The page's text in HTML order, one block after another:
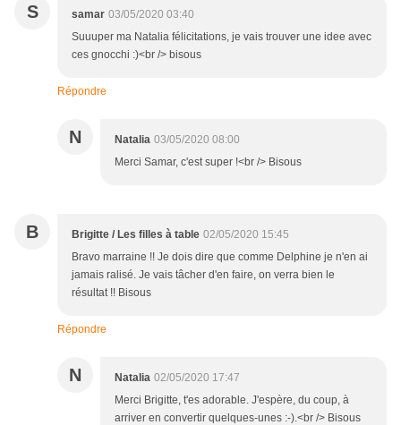
S samar 03/05/2020 03:40
Suuuper ma Natalia félicitations, je vais trouver une idee avec
ces gnocchi :)<br /> bisous
Répondre
N Natalia 03/05/2020 08:00
Merci Samar, c'est super !<br /> Bisous
B Brigitte / Les filles à table 02/05/2020 15:45
Bravo marraine !! Je dois dire que comme Delphine je n'en ai
jamais ralisé. Je vais tâcher d'en faire, on verra bien le
résultat !! Bisous
Répondre
N Natalia 02/05/2020 17:47
Merci Brigitte, t'es adorable. J'espère, du coup, à
arriver en convertir quelques-unes :-).<br /> Bisous